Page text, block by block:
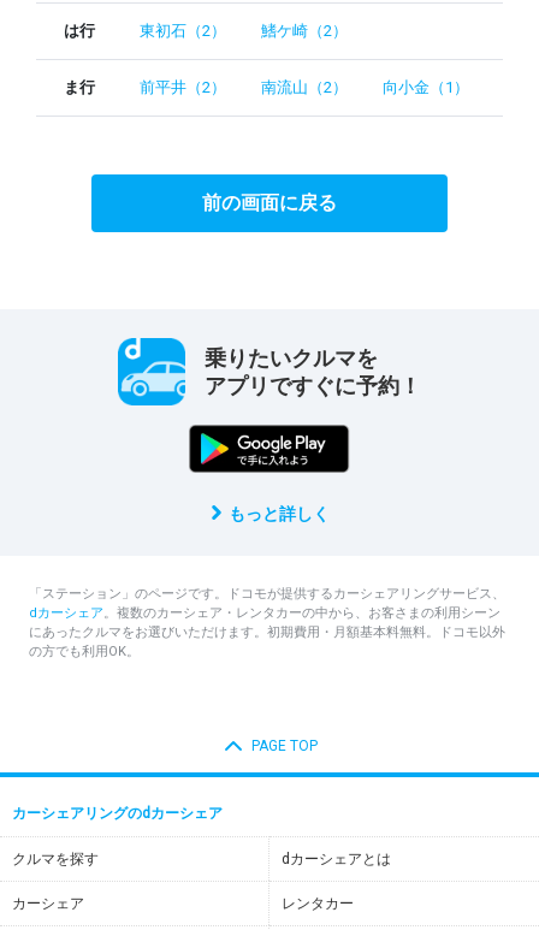
は行 東初石（2） 鰭ケ崎（2）
ま行 前平井（2） 南流山（2） 向小金（1）
前の画面に戻る
乗りたいクルマを
アプリですぐに予約！
もっと詳しく
「ステーション」のページです。ドコモが提供するカーシェアリングサービス、
dカーシェア。複数のカーシェア・レンタカーの中から、お客さまの利用シーン
にあったクルマをお選びいただけます。初期費用・月額基本料無料。ドコモ以外
の方でも利用OK。
PAGE TOP
カーシェアリングのdカーシェア
クルマを探す dカーシェアとは
カーシェア レンタカー